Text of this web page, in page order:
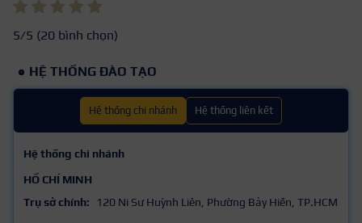
5/5 (20 bình chọn)
HỆ THỐNG ĐÀO TẠO
Hệ thống chi nhánh Hệ thống liên kết
Hệ thống chi nhánh
HỒ CHÍ MINH
Trụ sở chính:
120 Ni Sư Huỳnh Liên, Phường Bảy Hiền, TP.HCM